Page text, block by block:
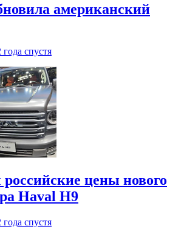
американский
года спустя
цены нового
Haval H9
года спустя